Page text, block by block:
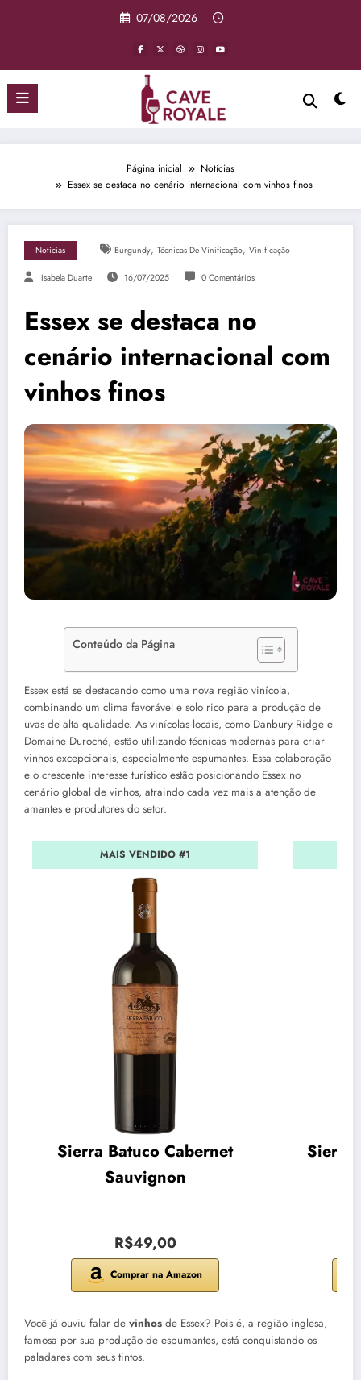
07/08/2026
Página inicial
Notícias
Essex se destaca no cenário internacional com vinhos finos
Notícias Burgundy, Técnicas De Vinificação, Vinificação
Isabela Duarte 16/07/2025 0 Comentários
Essex se destaca no
cenário internacional com
vinhos finos
Conteúdo da Página
Essex está se destacando como uma nova região vinícola,
combinando um clima favorável e solo rico para a produção de
uvas de alta qualidade. As vinícolas locais, como Danbury Ridge e
Domaine Duroché, estão utilizando técnicas modernas para criar
vinhos excepcionais, especialmente espumantes. Essa colaboração
e o crescente interesse turístico estão posicionando Essex no
cenário global de vinhos, atraindo cada vez mais a atenção de
amantes e produtores do setor.
MAIS VENDIDO #1
Sierra Batuco Cabernet
Sauvignon
R$49,00
Comprar na Amazon
Sierra
Você já ouviu falar de vinhos de Essex? Pois é, a região inglesa,
famosa por sua produção de espumantes, está conquistando os
paladares com seus tintos.